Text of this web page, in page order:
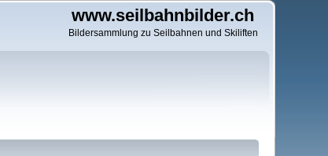
www.seilbahnbilder.ch
Bildersammlung zu Seilbahnen und Skiliften